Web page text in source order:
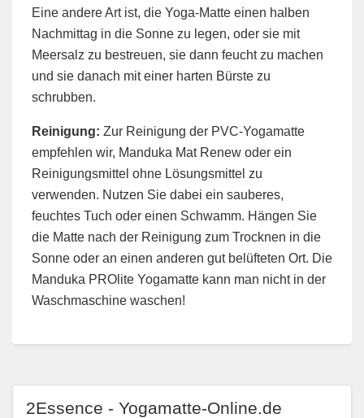
Eine andere Art ist, die Yoga-Matte einen halben
Nachmittag in die Sonne zu legen, oder sie mit
Meersalz zu bestreuen, sie dann feucht zu machen
und sie danach mit einer harten Bürste zu
schrubben.
Reinigung: Zur Reinigung der PVC-Yogamatte
empfehlen wir, Manduka Mat Renew oder ein
Reinigungsmittel ohne Lösungsmittel zu
verwenden. Nutzen Sie dabei ein sauberes,
feuchtes Tuch oder einen Schwamm. Hängen Sie
die Matte nach der Reinigung zum Trocknen in die
Sonne oder an einen anderen gut belüfteten Ort. Die
Manduka PROlite Yogamatte kann man nicht in der
Waschmaschine waschen!
2Essence - Yogamatte-Online.de